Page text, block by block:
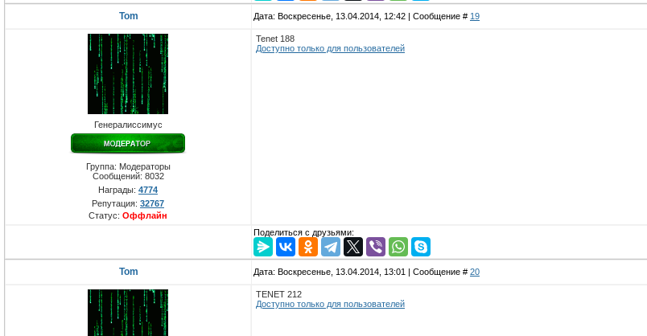
Tom Дата: Воскресенье, 13.04.2014, 12:42 | Сообщение # 19
Генералиссимус
Группа: Модераторы
Сообщений: 8032
Награды: 4774
Репутация: 32767
Статус: Оффлайн
Tenet 188
Доступно только для пользователей
Поделиться с друзьями:
Tom Дата: Воскресенье, 13.04.2014, 13:01 | Сообщение # 20
TENET 212
Доступно только для пользователей